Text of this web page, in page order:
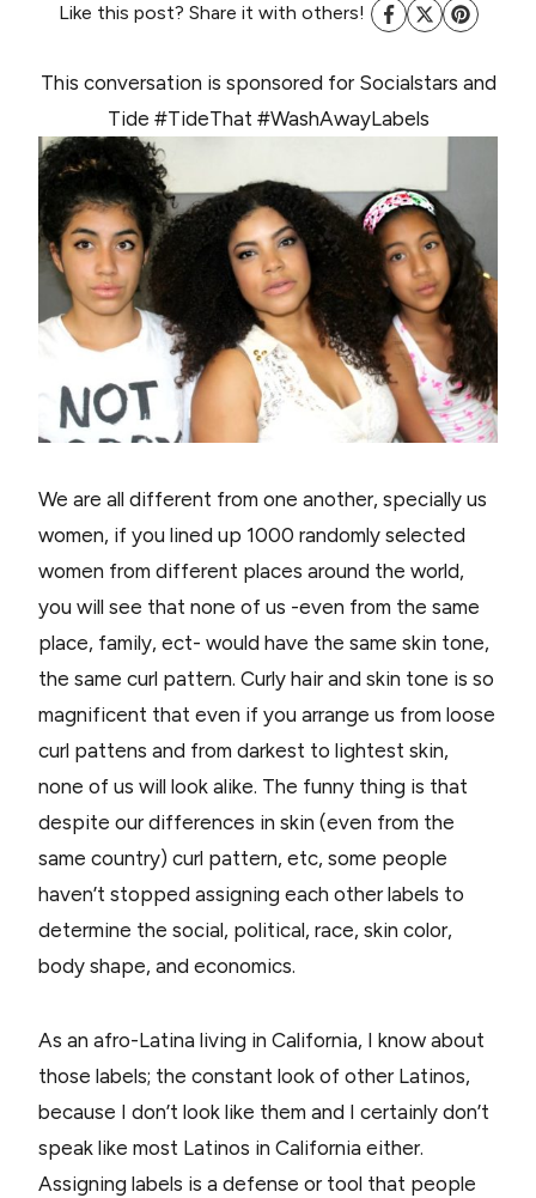
Like this post? Share it with others!
This conversation is sponsored for Socialstars and
Tide #TideThat #WashAwayLabels
We are all different from one another, specially us
women, if you lined up 1000 randomly selected
women from different places around the world,
you will see that none of us -even from the same
place, family, ect- would have the same skin tone,
the same curl pattern. Curly hair and skin tone is so
magnificent that even if you arrange us from loose
curl pattens and from darkest to lightest skin,
none of us will look alike. The funny thing is that
despite our differences in skin (even from the
same country) curl pattern, etc, some people
haven’t stopped assigning each other labels to
determine the social, political, race, skin color,
body shape, and economics.
As an afro-Latina living in California, I know about
those labels; the constant look of other Latinos,
because I don’t look like them and I certainly don’t
speak like most Latinos in California either.
Assigning labels is a defense or tool that people